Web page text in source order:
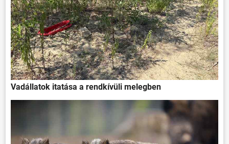
Vadállatok itatása a rendkívüli melegben